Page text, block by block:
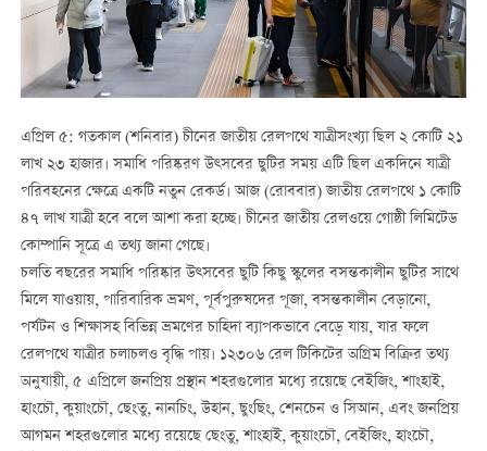
এপ্রিল ৫: গতকাল (শনিবার) চীনের জাতীয় রেলপথে যাত্রীসংখ্যা ছিল ২ কোটি ২১
লাখ ২৩ হাজার। সমাধি পরিষ্করণ উত্সবের ছুটির সময় এটি ছিল একদিনে যাত্রী
পরিবহনের ক্ষেত্রে একটি নতুন রেকর্ড। আজ (রোববার) জাতীয় রেলপথে ১ কোটি
৪৭ লাখ যাত্রী হবে বলে আশা করা হচ্ছে। চীনের জাতীয় রেলওয়ে গোষ্ঠী লিমিটেড
কোম্পানি সূত্রে এ তথ্য জানা গেছে।
চলতি বছরের সমাধি পরিষ্কার উত্সবের ছুটি কিছু স্কুলের বসন্তকালীন ছুটির সাথে
মিলে যাওয়ায়, পারিবারিক ভ্রমণ, পূর্বপুরুষদের পূজা, বসন্তকালীন বেড়ানো,
পর্যটন ও শিক্ষাসহ বিভিন্ন ভ্রমণের চাহিদা ব্যাপকভাবে বেড়ে যায়, যার ফলে
রেলপথে যাত্রীর চলাচলও বৃদ্ধি পায়। ১২৩০৬ রেল টিকিটের অগ্রিম বিক্রির তথ্য
অনুযায়ী, ৫ এপ্রিলে জনপ্রিয় প্রস্থান শহরগুলোর মধ্যে রয়েছে বেইজিং, শাংহাই,
হাংচৌ, কুয়াংচৌ, ছেংতু, নানচিং, উহান, ছুংছিং, শেনচেন ও সিআন, এবং জনপ্রিয়
আগমন শহরগুলোর মধ্যে রয়েছে ছেংতু, শাংহাই, কুয়াংচৌ, বেইজিং, হাংচৌ,